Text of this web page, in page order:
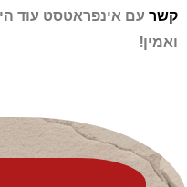
קשר עם אינפראטסט עוד
ואמין!